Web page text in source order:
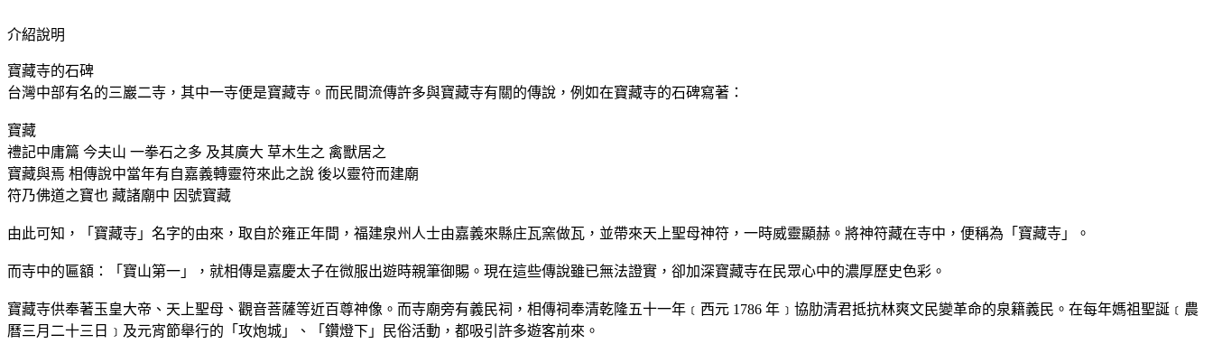
介紹說明
寶藏寺的石碑
台灣中部有名的三巖二寺，其中一寺便是寶藏寺。而民間流傳許多與寶藏寺有關的傳說，例如在寶藏寺的石碑寫著：
寶藏
禮記中庸篇 今夫山 一拳石之多 及其廣大 草木生之 禽獸居之
寶藏與焉 相傳說中當年有自嘉義轉靈符來此之說 後以靈符而建廟
符乃佛道之寶也 藏諸廟中 因號寶藏
由此可知，「寶藏寺」名字的由來，取自於雍正年間，福建泉州人士由嘉義來縣庄瓦窯做瓦，並帶來天上聖母神符，一時威靈顯赫。將神符藏在寺中，便稱為「寶藏寺」。
而寺中的匾額：「寶山第一」，就相傳是嘉慶太子在微服出遊時親筆御賜。現在這些傳說雖已無法證實，卻加深寶藏寺在民眾心中的濃厚歷史色彩。
寶藏寺供奉著玉皇大帝、天上聖母、觀音菩薩等近百尊神像。而寺廟旁有義民祠，相傳祠奉清乾隆五十一年﹝西元 1786 年﹞協肋清君抵抗林爽文民變革命的泉籍義民。在每年媽祖聖誕﹝農
曆三月二十三日﹞及元宵節舉行的「攻炮城」、「鑽燈下」民俗活動，都吸引許多遊客前來。